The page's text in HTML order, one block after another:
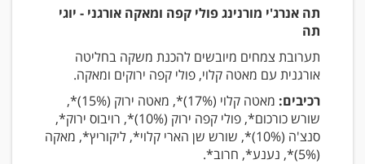
תה אנרג'י מורנינג פולי קפה ומאקה אורגני - יוגי
תה
תערובת צמחים מיובשים להכנת משקה בחליטה
אורגנית עם מאטה קלוי, פולי קפה ירוקים ומאקה.
רכיבים:
מאטה קלוי (17%)*, מאטה ירוק (15%)*,
שורש כורכום*, פולי קפה ירוק (10%)*, רויבוס ירוק*,
סנצ'ה (10%)*, שורש שן הארי קלוי*, ליקוריץ*, מאקה
(5%)*, נענע*, חרוב*.